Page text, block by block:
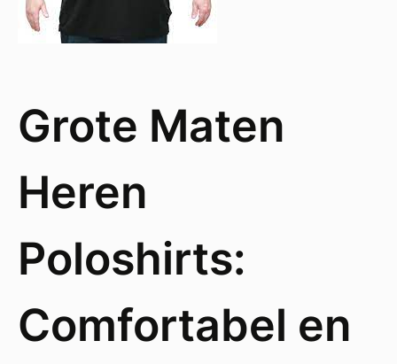
Grote Maten
Heren
Poloshirts:
Comfortabel en